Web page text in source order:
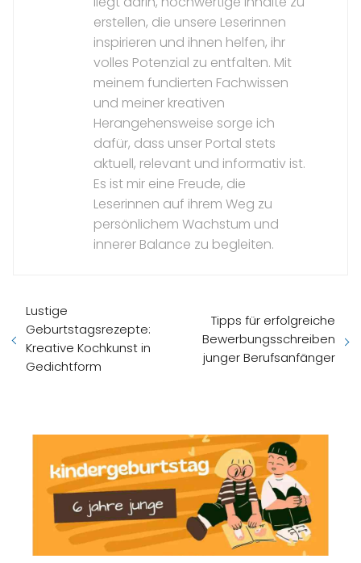
erstellen, die unsere Leserinnen
inspirieren und ihnen helfen, ihr
volles Potenzial zu entfalten. Mit
meinem fundierten Fachwissen
und meiner kreativen
Herangehensweise sorge ich
dafür, dass unser Portal stets
aktuell, relevant und informativ ist.
Es ist mir eine Freude, die
Leserinnen auf ihrem Weg zu
persönlichem Wachstum und
innerer Balance zu begleiten.
Lustige
Geburtstagsrezepte:
Kreative Kochkunst in
Gedichtform
Tipps für erfolgreiche
Bewerbungsschreiben
junger Berufsanfänger